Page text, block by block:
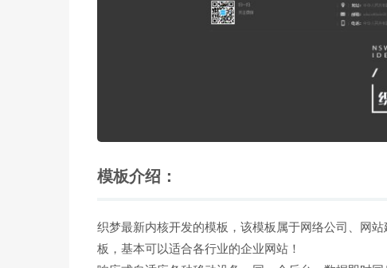
模板介绍：
织梦最新内核开发的模板，该模板属于网络公司、网
板，基本可以适合各行业的企业网站！